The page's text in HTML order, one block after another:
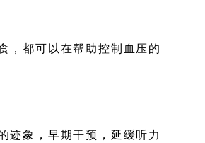
，都可以在帮助控制血压的
迹象，早期干预，延缓听力